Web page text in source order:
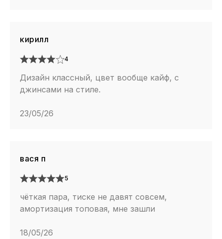
кирилл
4
Дизайн классный, цвет вообще кайф, с
джинсами на стиле.
23/05/26
вася п
5
чёткая пара, тиске не давят совсем,
амортизация топовая, мне зашли
18/05/26